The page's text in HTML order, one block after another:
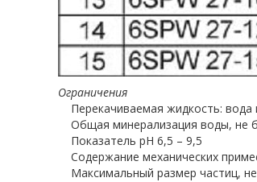
Ограничения
Перекачиваемая жидкость: вода
Общая минерализация воды, не
Показатель рН 6,5 – 9,5
Содержание механических
Максимальный размер частиц,